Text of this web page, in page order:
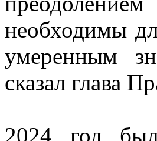
необходимы
умеренным
сказал глава
2024 год